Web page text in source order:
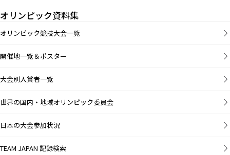
オリンピック資料集
オリンピック競技大会一覧
開催地一覧＆ポスター
大会別入賞者一覧
世界の国内・地域オリンピック委員会
日本の大会参加状況
TEAM JAPAN 記録検索